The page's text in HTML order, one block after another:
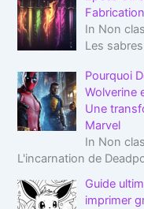
In Non
Les
Pourquoi
Wolverine
Une
Marvel
In Non
L'incarnation de
Guide
imprimer